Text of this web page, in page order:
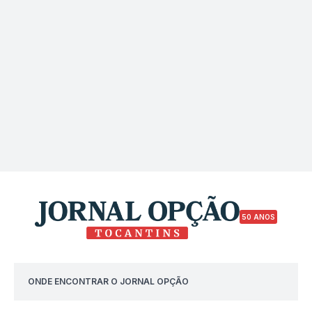
50 ANOS
ONDE ENCONTRAR O JORNAL OPÇÃO